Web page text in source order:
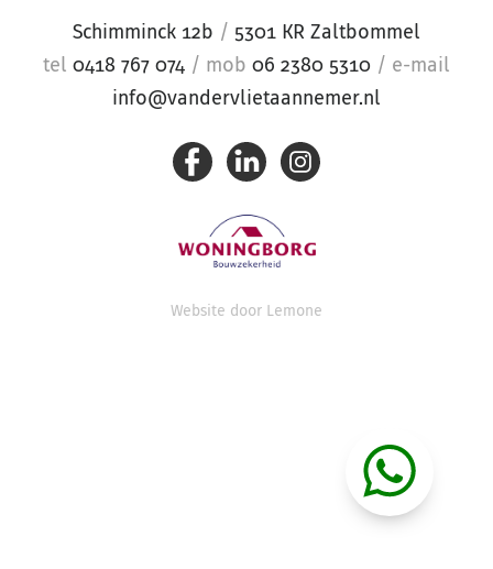
Schimminck 12b / 5301 KR Zaltbommel
tel 0418 767 074 / mob 06 2380 5310 / e-mail
info@vandervlietaannemer.nl
Website door Lemone